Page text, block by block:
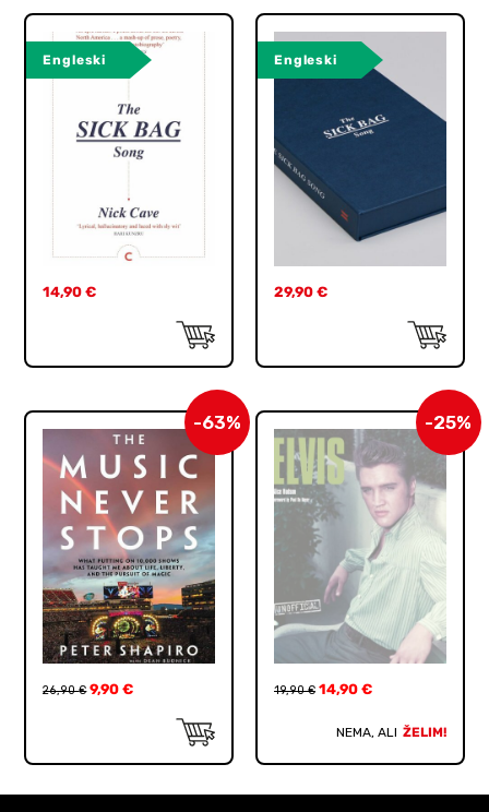
Engleski
14,90€
Engleski
29,90 €
-63%
26,90€ 9,90€
-25%
19,90€ 14,90 €
NEMA, ALI ŽELIM!